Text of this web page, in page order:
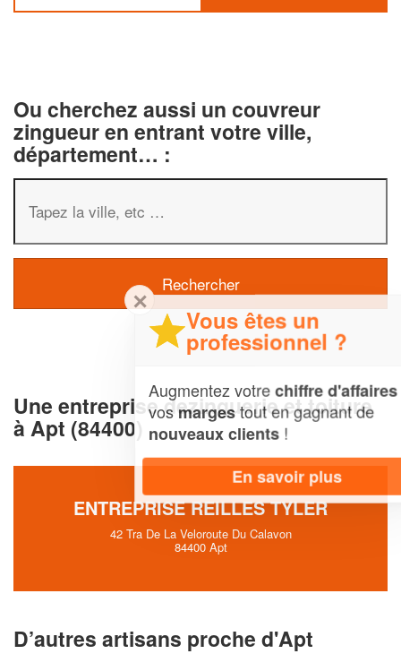
Ou cherchez aussi un couvreur
zingueur en entrant votre ville,
département… :
Une entreprise dezinguerie et toiture
à Apt (84400)
ENTREPRISE REILLES TYLER
42 Tra De La Veloroute Du Calavon
84400 Apt
D’autres artisans proche d'Apt
✕
Vous êtes un
professionnel ?
Augmentez votrechiffre d'affaireset
vosmargestout en gagnant de
nouveaux clients!
En savoir plus